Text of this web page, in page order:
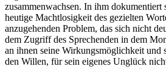
zusammenwachsen. In ihm dokumentiert
heutige Machtlosigkeit des gezielten
anzugehenden Problem, das sich nicht
dem Zugriff des Sprechenden in dem
an ihnen seine Wirkungsmöglichkeit und
den Willen, für sein eigenes Unglück